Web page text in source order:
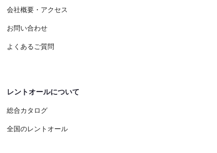
会社概要・アクセス
お問い合わせ
よくあるご質問
レントオールについて
総合カタログ
全国のレントオール